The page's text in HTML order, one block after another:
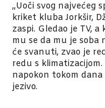
„Uoči svog najvećeg
kriket kluba Jorkšir,
zaspi. Gledao je TV,
mu se da mu je soba
će svanuti, zvao je
redu s
napokon tokom dana
jezivo.